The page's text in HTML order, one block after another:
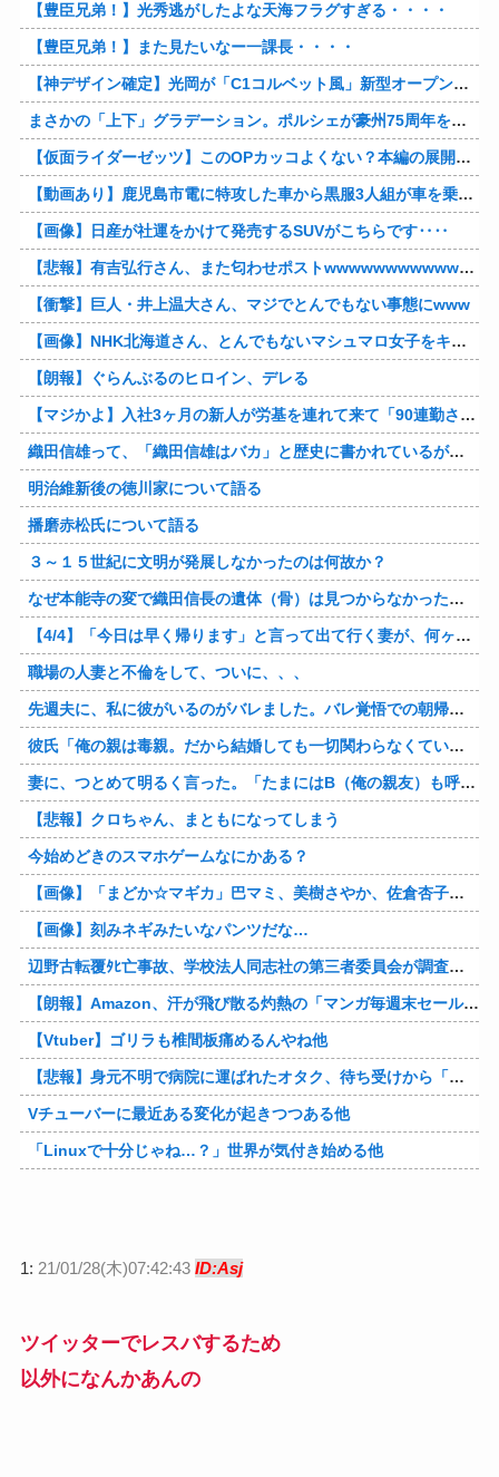
【豊臣兄弟！】光秀逃がしたよな天海フラグすぎる・・・・
【豊臣兄弟！】また見たいなー一課長・・・・
【神デザイン確定】光岡が「C1コルベット風」新型オープンカーの最新ティーザー画像を公開、マツダ・ロードスターの信頼性にレトロな外観がドッキング
まさかの「上下」グラデーション。ポルシェが豪州75周年を祝う特別モデル「911 Turbo S Land Down Under」を発表、1951年の「見果てぬ夢」が内外装に再現
【仮面ライダーゼッツ】このOPカッコよくない？本編の展開ちゃんと反映してて完成度高いし
【動画あり】鹿児島市電に特攻した車から黒服3人組が車を乗り捨てて逃走
【画像】日産が社運をかけて発売するSUVがこちらです‥‥
【悲報】有吉弘行さん、また匂わせポストwwwwwwwwwwwwwwww
【衝撃】巨人・井上温大さん、マジでとんでもない事態にwww
【画像】NHK北海道さん、とんでもないマシュマロ女子をキャスターに起用してしまうwwwwwwww
【朗報】ぐらんぶるのヒロイン、デレる
【マジかよ】入社3ヶ月の新人が労基を連れて来て「90連勤させられました」「労働基準法違反です」→俺「彼は30連休中ですが?」
織田信雄って、「織田信雄はバカ」と歴史に書かれているが今まで家が残っているんでバカではないよな？
明治維新後の徳川家について語る
播磨赤松氏について語る
３～１５世紀に文明が発展しなかったのは何故か？
なぜ本能寺の変で織田信長の遺体（骨）は見つからなかったのか
【4/4】「今日は早く帰ります」と言って出て行く妻が、何ヶ月ぶりだろう、見送る私に振り返って手を振っている。罪のなせる気持ちの表れなのか。今日の午後調査員から連絡が入る…
職場の人妻と不倫をして、ついに、、、
先週夫に、私に彼がいるのがバレました。バレ覚悟での朝帰りでしたが・・・ 私は意志を持って彼に抱かれました。その時にはもう結婚生活を終わりにする覚悟が出来ていました。
彼氏「俺の親は毒親。だから結婚しても一切関わらなくていい」私「うん」彼氏「そのかわり俺もお前の親と一切関わらない。結婚の挨拶にも行かない」私「えっ」
妻に、つとめて明るく言った。「たまにはB（俺の親友）も呼んで家で鍋でもしようか。」妻は箸を持つ手をブルブル震わせながら「何でBさんなの？」と。お前の浮気相手だからだよ！！
【悲報】クロちゃん、まともになってしまう
今始めどきのスマホゲームなにかある？
【画像】「まどか☆マギカ」巴マミ、美樹さやか、佐倉杏子エロすぎ放課後えんこーハメ撮りどぴゅどぴゅエチエチが最高すぎる❣
【画像】刻みネギみたいなパンツだな…
辺野古転覆ﾀﾋ亡事故、学校法人同志社の第三者委員会が調査報告書を公表 … 安全配慮義務違反や安全管理に関する検証を妨げた組織風土の存在を指摘
【朗報】Amazon、汗が飛び散る灼熱の「マンガ毎週末セール（50%還元）」を開催！他
【Vtuber】ゴリラも椎間板痛めるんやね他
【悲報】身元不明で病院に運ばれたオタク、待ち受けから「ラブライブ」と呼ばれるｗｗｗｗ他
Vチューバーに最近ある変化が起きつつある他
「Linuxで十分じゃね…？」世界が気付き始める他
1: 21/01/28(木)07:42:43 ID:Asj
ツイッターでレスバするため
以外になんかあんの